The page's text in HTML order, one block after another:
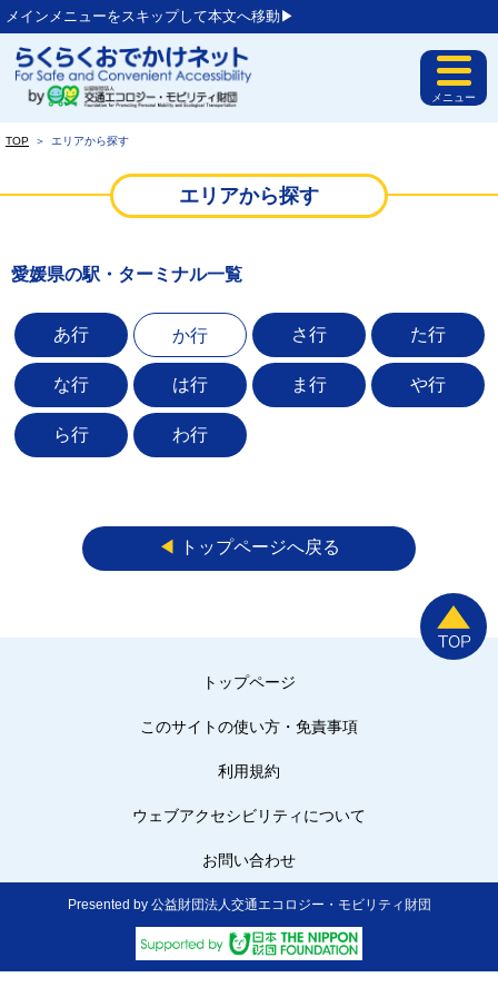
メインメニューをスキップして本文へ移動▶︎
メニュー
TOP ＞ エリアから探す
エリアから探す
愛媛県の駅・ターミナル一覧
あ行 か行 さ行 た行
な行 は行 ま行 や行
ら行 わ行
◀︎ トップページへ戻る
トップページ
このサイトの使い方・免責事項
利用規約
ウェブアクセシビリティについて
お問い合わせ
Presented by 公益財団法人交通エコロジー・モビリティ財団